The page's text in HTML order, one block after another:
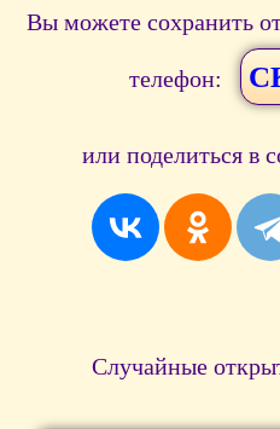
Вы можете сохранить
телефон:
или поделиться в
Случайные